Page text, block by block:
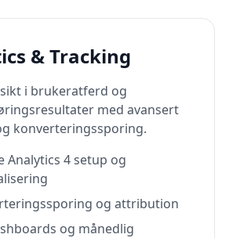
& Tracking
i brukeratferd og
med avansert
konverteringssporing.
Analytics 4 setup og
og attribution
og månedlig